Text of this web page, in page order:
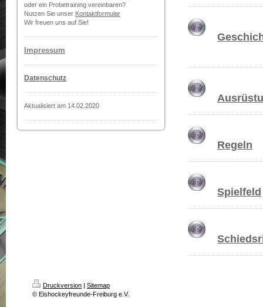
oder ein Probetraining vereinbaren?
Nutzen Sie unser Kontaktformular
Wir freuen uns auf Sie!
Impressum
Datenschutz
Aktualisiert am 14.02.2020
Regeln
Spielfeld
Druckversion | Sitemap
© Eishockeyfreunde-Freiburg e.V.